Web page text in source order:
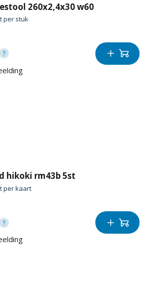
260x2,4x30 w60
per stuk
hikoki rm43b 5st
perkaart